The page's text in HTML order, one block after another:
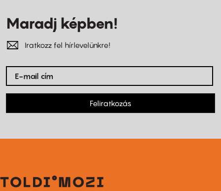
Maradj képben!
Iratkozz fel hírlevelünkre!
Feliratkozás